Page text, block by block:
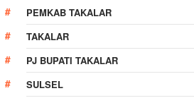
PEMKAB TAKALAR
TAKALAR
PJ BUPATI TAKALAR
SULSEL